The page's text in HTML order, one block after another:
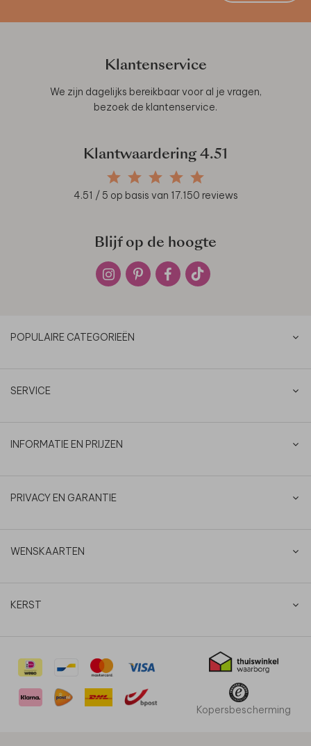
Klantenservice
We zijn dagelijks bereikbaar voor al je vragen,
bezoek de klantenservice.
Klantwaardering 4.51
4.51 / 5 op basis van 17.150 reviews
Blijf op de hoogte
POPULAIRE CATEGORIEËN
SERVICE
INFORMATIE EN PRIJZEN
PRIVACY EN GARANTIE
WENSKAARTEN
KERST
Kopersbescherming